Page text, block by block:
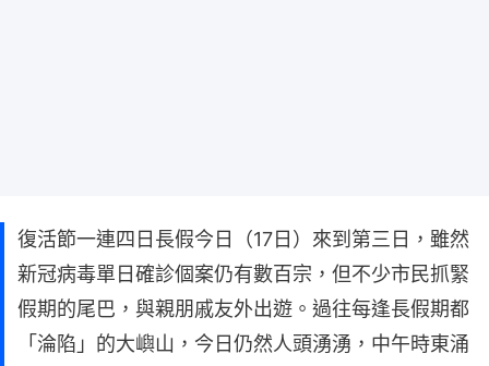
復活節一連四日長假今日（17日）來到第三日，雖然
新冠病毒單日確診個案仍有數百宗，但不少市民抓緊
假期的尾巴，與親朋戚友外出遊。過往每逢長假期都
「淪陷」的大嶼山，今日仍然人頭湧湧，中午時東涌